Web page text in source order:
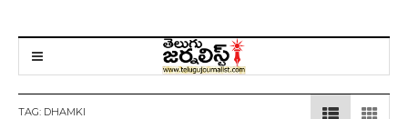
TAG: DHAMKI